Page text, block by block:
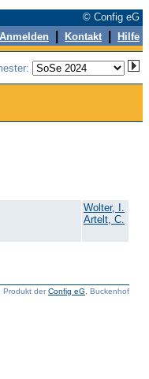
© Config eG
Anmelden Kontakt Hilfe
Wolter, I.
Artelt, C.
Produkt derConfig eG , Buckenhof